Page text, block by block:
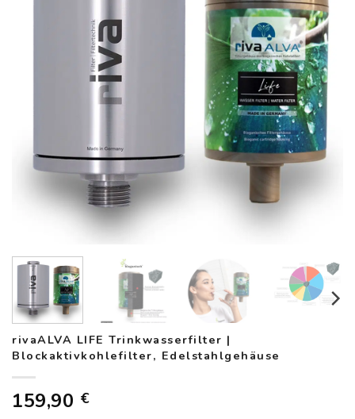
rivaALVA LIFE Trinkwasserfilter |
Blockaktivkohlefilter, Edelstahlgehäuse
159,90 €